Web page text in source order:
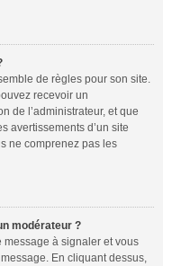
de règles pour son site.
recevoir un
de l’administrateur, et que
avertissements d’un site
ne comprenez pas les
modérateur ?
message à signaler et vous
En cliquant dessus,